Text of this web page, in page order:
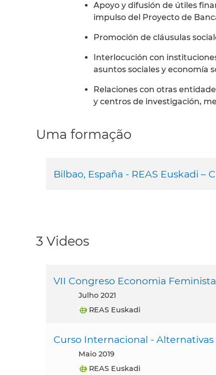
Apoyo y difusión de útiles
impulso del Proyecto de
Promoción de cláusulas
Interlocución con
asuntos sociales y economía
Relaciones con otras
y centros de investigación,
Uma formação
Bilbao, España - REAS Euskadi
3 Videos
VII Congreso Economia Feminista
julho 2021
REAS Euskadi
Curso Internacional -
maio 2019
REAS Euskadi